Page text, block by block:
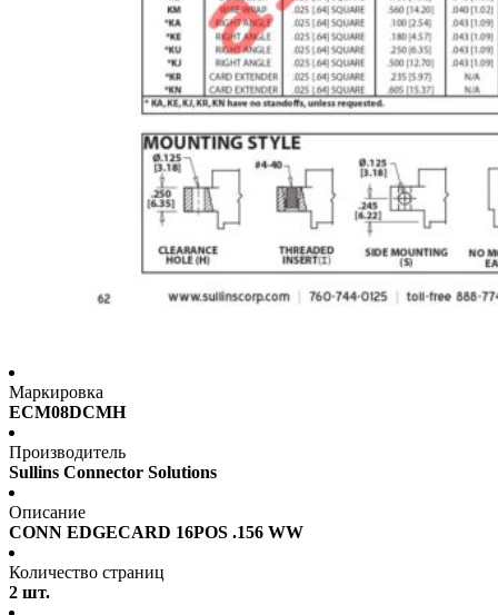
Маркировка
ECM08DCMH
Производитель
Sullins Connector Solutions
Описание
CONN EDGECARD 16POS .156 WW
Количество страниц
2 шт.